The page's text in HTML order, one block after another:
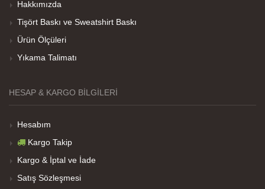
Her sey iyi ama baskı göründüğü gibi değil daha
soluk
Hakkımızda
Tişört Baskı ve Sweatshirt Baskı
Ürün Ölçüleri
Yıkama Talimatı
HESAP & KARGO BILGILERI
Hesabım
Kargo Takip
Kargo & İptal ve İade
Satış Sözleşmesi